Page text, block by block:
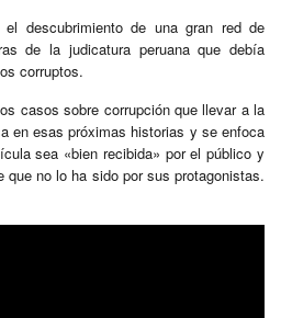
descubrimiento de una gran red de
de la judicatura peruana que debía
corruptos.
casos sobre corrupción que llevar a la
en esas próximas historias y se enfoca
sea «bien recibida» por el público y
no lo ha sido por sus protagonistas.